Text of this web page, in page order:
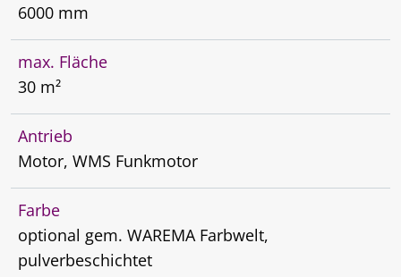
6000 mm
max. Fläche
30 m²
Antrieb
Motor, WMS Funkmotor
Farbe
optional gem. WAREMA Farbwelt,
pulverbeschichtet